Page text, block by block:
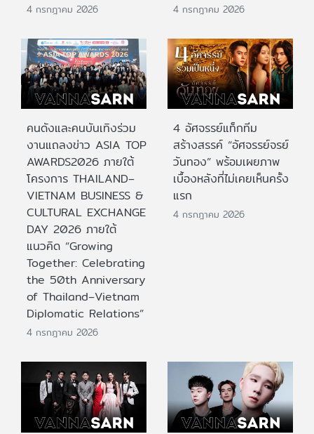
4 กรกฎาคม 2026 4 กรกฎาคม 2026
คนดังและคนบันเทิงร่วม
งานแถลงข่าว ASIA TOP
AWARDS2026 ภายใต้
โครงการ THAILAND–
VIETNAM BUSINESS &
CULTURAL EXCHANGE
DAY 2026 ภายใต้
แนวคิด “Growing
Together: Celebrating
the 50th Anniversary
of Thailand–Vietnam
Diplomatic Relations”
4 กรกฎาคม 2026
4 อัศจรรย์แท็กทีม
สร้างสรรค์ “อัศจรรย์จรย์
วันทอง” พร้อมเผยภาพ
เบื้องหลังที่ไม่เคยเห็นครั้ง
แรก
4 กรกฎาคม 2026